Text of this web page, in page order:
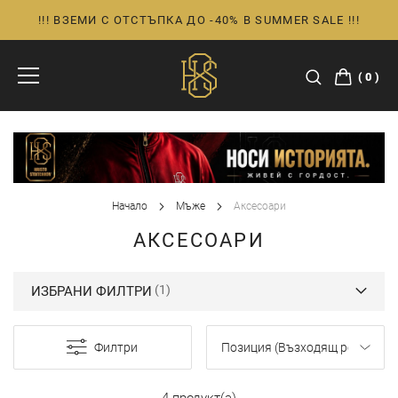
Прескачане
към
съдържанието
!!! ВЗЕМИ С ОТСТЪПКА ДО -40% В SUMMER SALE !!!
0
Начало Мъже Аксесоари
АКСЕСОАРИ
Филтри
ИЗБРАНИ ФИЛТРИ